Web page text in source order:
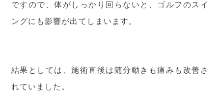
ですので、体がしっかり回らないと、ゴルフのスイ
ングにも影響が出てしまいます。
結果としては、施術直後は随分動きも痛みも改善さ
れていました。